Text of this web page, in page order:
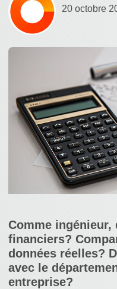
20 octobre
Comme
financiers?
données réelles?
avec le
entreprise?